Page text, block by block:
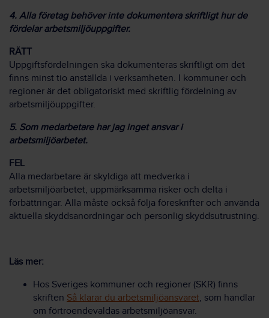
4. Alla företag behöver inte dokumentera skriftligt hur de
fördelar arbetsmiljöuppgifter.
RÄTT
Uppgiftsfördelningen ska dokumenteras skriftligt om det
finns minst tio anställda i verksamheten. I kommuner och
regioner är det obligatoriskt med skriftlig fördelning av
arbetsmiljöuppgifter.
5. Som medarbetare har jag inget ansvar i
arbetsmiljöarbetet.
FEL
Alla medarbetare är skyldiga att medverka i
arbetsmiljöarbetet, uppmärksamma risker och delta i
förbättringar. Alla måste också följa föreskrifter och använda
aktuella skyddsanordningar och personlig skyddsutrustning.
Läs mer:
Hos Sveriges kommuner och regioner (SKR) finns
skriften Så klarar du arbetsmiljöansvaret, som handlar
om förtroendevaldas arbetsmiljöansvar.